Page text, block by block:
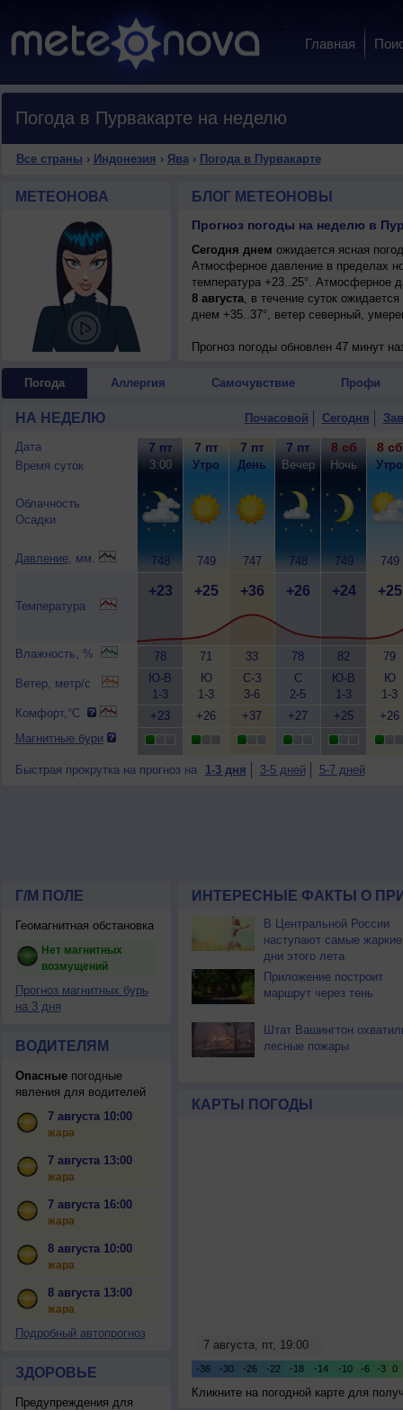
Главная
Погода в Пурвакарте на неделю
Все страны › Индонезия › Ява› Погода в Пурвакарте
МЕТЕОНОВА БЛОГ МЕТЕОНОВЫ
Прогноз погоды на неделю в
Сегодня днем ожидается ясная
Атмосферное давление в пределах
температура +23..25°. Атмосферное
8 августа, в течение суток
днем +35..37°, ветер северный,
Прогноз погоды обновлен 47 минут
Погода Аллергия Самочувствие Профи
НА НЕДЕЛЮ Почасовой Сегодня
Дата
Время суток
Облачность
Осадки
Давление, мм.
Температура
Влажность, %
Ветер, метр/с
Комфорт,°C
Магнитные бури
7 пт
3:00
748
+23
78
Ю-В
1-3
+23
7 пт
Утро
749
+25
71
Ю
1-3
+26
7 пт
День
747
+36
33
С-З
3-6
+37
7 пт
Вечер
748
+26
78
С
2-5
+27
8 сб
Ночь
749
+24
82
Ю-В
1-3
+25
8 сб
Утро
749
+25
79
Ю
1-3
+26
Быстрая прокрутка на прогноз на 1-3 дня 3-5 дней 5-7 дней
Г/М ПОЛЕ
Геомагнитная обстановка
Нет магнитных
возмущений
Прогноз магнитных бурь
на 3 дня
ВОДИТЕЛЯМ
Опасныепогодные
явления для водителей
7 августа 10:00
жара
7 августа 13:00
жара
7 августа 16:00
жара
8 августа 10:00
жара
8 августа 13:00
жара
Подробный автопрогноз
ЗДОРОВЬЕ
Предупреждения для
ИНТЕРЕСНЫЕ ФАКТЫ О
В Центральной России
наступают самые жаркие
дни этого лета
Приложение построит
маршрут через тень
Штат Вашингтон
лесные пожары
КАРТЫ ПОГОДЫ
Кликните на погодной карте для